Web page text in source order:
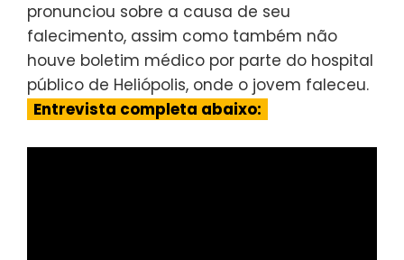
pronunciou sobre a causa de seu
falecimento, assim como também não
houve boletim médico por parte do hospital
público de Heliópolis, onde o jovem faleceu.
Entrevista completa abaixo: